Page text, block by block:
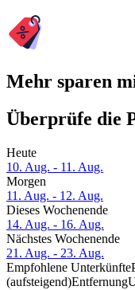
Mehr sparen
Überprüfe die
Heute
10. Aug. - 11. Aug.
Morgen
11. Aug. - 12. Aug.
Dieses Wochenende
14. Aug. - 16. Aug.
Nächstes Wochenende
21. Aug. - 23. Aug.
Empfohlene Unterkünfte
(aufsteigend)Entfernung